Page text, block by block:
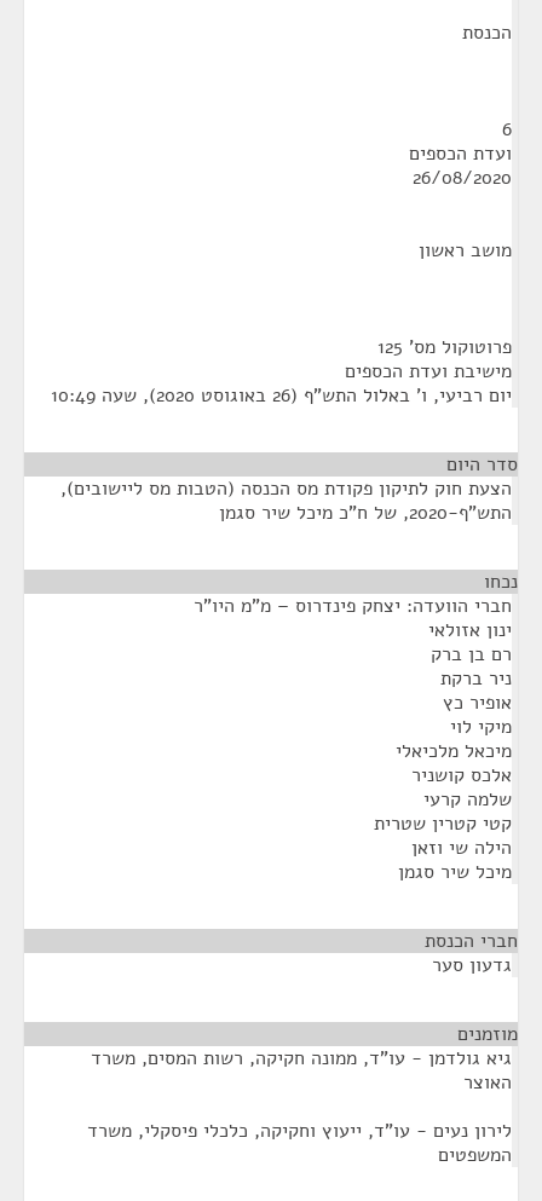
הכנסת
6
ועדת הכספים
26/08/2020
מושב ראשון
פרוטוקול מס' 125
מישיבת ועדת הכספים
יום רביעי, ו' באלול התש"ף (26 באוגוסט 2020), שעה 10:49
סדר היום
הצעת חוק לתיקון פקודת מס הכנסה (הטבות מס ליישובים),
התש"ף-2020, של ח"כ מיכל שיר סגמן
נכחו
חברי הוועדה: יצחק פינדרוס – מ"מ היו"ר
ינון אזולאי
רם בן ברק
ניר ברקת
אופיר כץ
מיקי לוי
מיכאל מלכיאלי
אלכס קושניר
שלמה קרעי
קטי קטרין שטרית
הילה שי וזאן
מיכל שיר סגמן
חברי הכנסת
גדעון סער
מוזמנים
גיא גולדמן - עו"ד, ממונה חקיקה, רשות המסים, משרד
האוצר
לירון נעים - עו"ד, ייעוץ וחקיקה, כלכלי פיסקלי, משרד
המשפטים